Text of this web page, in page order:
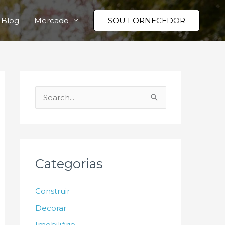
Blog Mercado SOU FORNECEDOR
e
i
r
Categorias
Construir
Decorar